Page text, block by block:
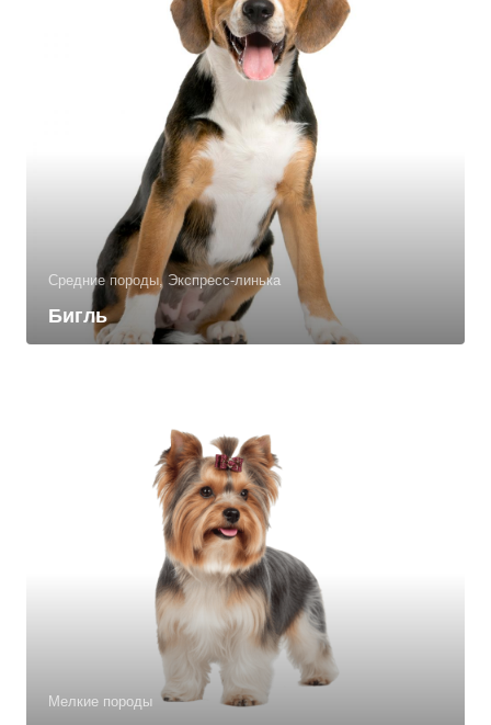
Средние породы, Экспресс-линька
Бигль
Мелкие породы